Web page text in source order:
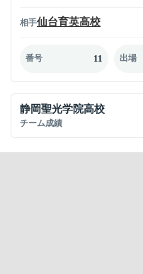
相手仙台育英高校
番号 11 出場
静岡聖光学院高校
チーム成績